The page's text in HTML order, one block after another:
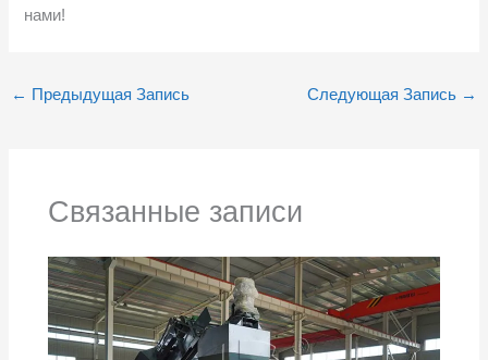
нами!
← Предыдущая Запись Следующая Запись →
Связанные записи